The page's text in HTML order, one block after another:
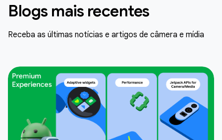
Blogs mais recentes
Receba as últimas notícias e artigos de câmera e mídia